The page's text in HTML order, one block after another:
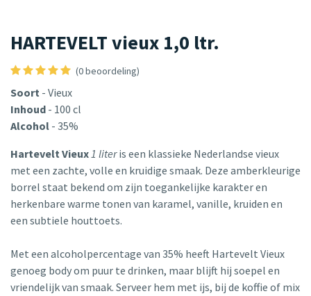
HARTEVELT vieux 1,0 ltr.
(0 beoordeling)
Soort - Vieux
Inhoud - 100 cl
Alcohol - 35%
Hartevelt Vieux1 literis een klassieke Nederlandse vieux
met een zachte, volle en kruidige smaak. Deze amberkleurige
borrel staat bekend om zijn toegankelijke karakter en
herkenbare warme tonen van karamel, vanille, kruiden en
een subtiele houttoets.
Met een alcoholpercentage van 35% heeft Hartevelt Vieux
genoeg body om puur te drinken, maar blijft hij soepel en
vriendelijk van smaak. Serveer hem met ijs, bij de koffie of mix